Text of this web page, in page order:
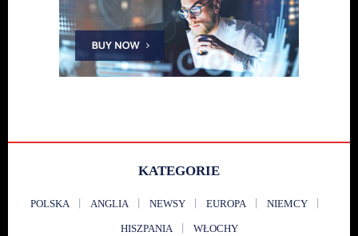
KATEGORIE
POLSKA ANGLIA NEWSY EUROPA NIEMCY
HISZPANIA WŁOCHY